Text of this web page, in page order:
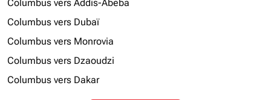
Columbus vers Addis-Abeba
Columbus vers Dubaï
Columbus vers Monrovia
Columbus vers Dzaoudzi
Columbus vers Dakar